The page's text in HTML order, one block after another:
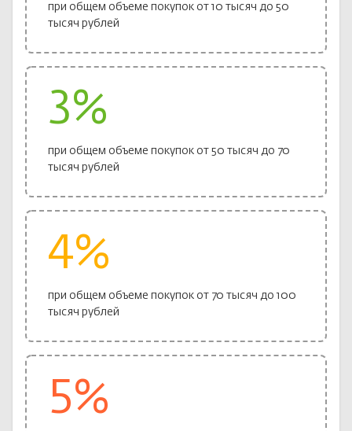
при общем объеме покупок от 10 тысяч до 50
тысяч рублей
3%
при общем объеме покупок от 50 тысяч до 70
тысяч рублей
4%
при общем объеме покупок от 70 тысяч до 100
тысяч рублей
5%